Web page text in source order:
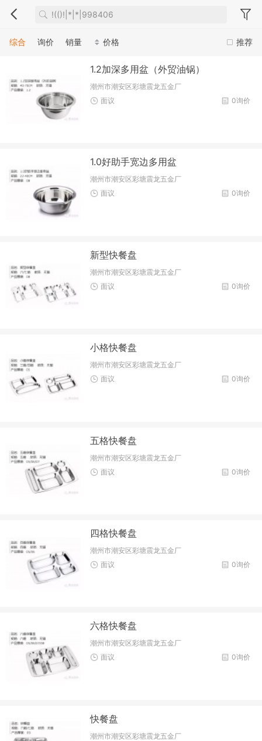
推荐
综合 询价 销量 价格
1.2加深多用盆（外贸油锅）
潮州市潮安区彩塘震龙五金厂
0询价
面议
1.0好助手宽边多用盆
潮州市潮安区彩塘震龙五金厂
0询价
面议
新型快餐盘
潮州市潮安区彩塘震龙五金厂
0询价
面议
小格快餐盘
潮州市潮安区彩塘震龙五金厂
0询价
面议
五格快餐盘
潮州市潮安区彩塘震龙五金厂
0询价
面议
四格快餐盘
潮州市潮安区彩塘震龙五金厂
0询价
面议
六格快餐盘
潮州市潮安区彩塘震龙五金厂
0询价
面议
快餐盘
潮州市潮安区彩塘震龙五金厂